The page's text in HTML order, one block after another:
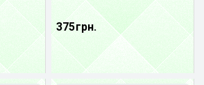
375 грн.